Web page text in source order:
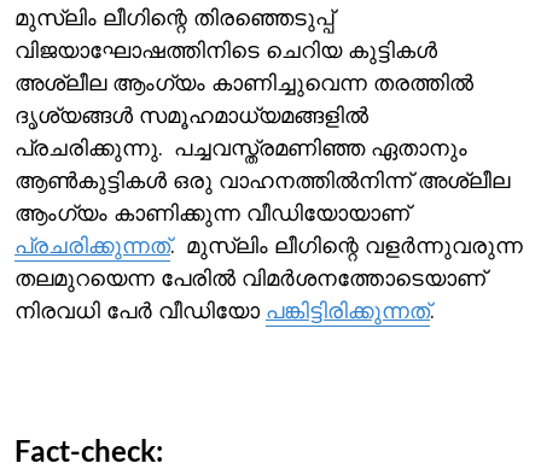
മുസ്‍ലിം ലീഗിന്റെ തിരഞ്ഞെടുപ്പ്
വിജയാഘോഷത്തിനിടെ ചെറിയ കുട്ടികള്‍
അശ്ലീല ആംഗ്യം കാണിച്ചുവെന്ന തരത്തില്‍
ദൃശ്യങ്ങള്‍ സമൂഹമാധ്യമങ്ങളില്‍
പ്രചരിക്കുന്നു. പച്ചവസ്ത്രമണിഞ്ഞ ഏതാനും
ആണ്‍കുട്ടികള്‍ ഒരു വാഹനത്തില്‍നിന്ന് അശ്ലീല
ആംഗ്യം കാണിക്കുന്ന വീഡിയോയാണ്
പ്ര‍ചരിക്കുന്നത്. മുസ്‍ലിം ലീഗിന്റെ വളര്‍ന്നുവരുന്ന
തലമുറയെന്ന പേരില്‍‌ വിമര്‍ശനത്തോടെയാണ്
നിരവധി പേര്‍ വീഡിയോ പങ്കിട്ടിരിക്കുന്നത്.
Fact-check: